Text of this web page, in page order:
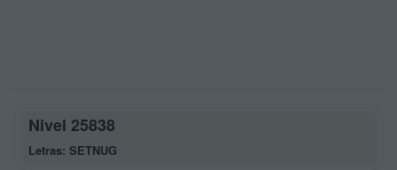
Nivel 25838
Letras: SETNUG